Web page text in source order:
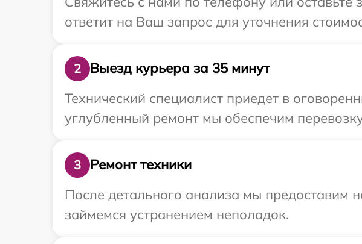
ответит на Ваш запрос для уточнения
2
Выезд курьера за 35 минут
Технический специалист приедет в
углубленный ремонт мы обеспечим
3
Ремонт техники
После детального анализа мы предоставим
займемся устранением неполадок.